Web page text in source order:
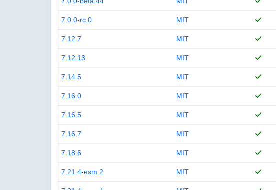
7.0.0-rc.0 MIT
7.12.7 MIT
7.12.13 MIT
7.14.5 MIT
7.16.0 MIT
7.16.5 MIT
7.16.7 MIT
7.18.6 MIT
7.21.4-esm.2 MIT